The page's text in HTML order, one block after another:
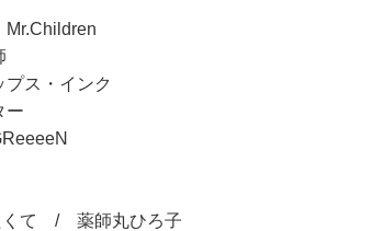
ス・インク
ー
くて / 薬師丸ひろ子